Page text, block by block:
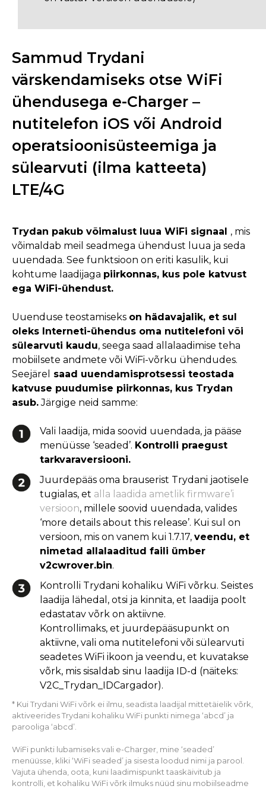
Sammud Trydani
värskendamiseks otse WiFi
ühendusega e-Charger –
nutitelefon iOS või Android
operatsioonisüsteemiga ja
sülearvuti (ilma katteeta)
LTE/4G
Trydan pakub võimalust luua WiFi signaal , mis
võimaldab meil seadmega ühendust luua ja seda
uuendada. See funktsioon on eriti kasulik, kui
kohtume laadijaga piirkonnas, kus pole katvust
ega WiFi-ühendust.
Uuenduse teostamiseks on hädavajalik, et sul
oleks Interneti-ühendus oma nutitelefoni või
sülearvuti kaudu, seega saad allalaadimise teha
mobiilsete andmete või WiFi-võrku ühendudes.
Seejärel
saad uuendamisprotsessi teostada
katvuse puudumise piirkonnas, kus Trydan
asub.Järgige neid samme:
Vali laadija, mida soovid uuendada, ja pääse
menüüsse ‘seaded’. Kontrolli praegust
tarkvaraversiooni.
Juurdepääs oma brauserist Trydani jaotisele
tugialas, et alla laadida ametlik firmware’i
versioon, millele soovid uuendada, valides
‘more details about this release’. Kui sul on
versioon, mis on vanem kui 1.7.17, veendu, et
nimetad allalaaditud faili ümber
v2cwrover.bin.
Kontrolli Trydani kohaliku WiFi võrku. Seistes
laadija lähedal, otsi ja kinnita, et laadija poolt
edastatav võrk on aktiivne.
Kontrollimaks, et juurdepääsupunkt on
aktiivne, vali oma nutitelefoni või sülearvuti
seadetes WiFi ikoon ja veendu, et kuvatakse
võrk, mis sisaldab sinu laadija ID-d (näiteks:
V2C_Trydan_IDCargador).
* Kui Trydani WiFi võrk ei ilmu, seadista laadijal mittetäielik võrk,
aktiveerides Trydani kohaliku WiFi punkti nimega ‘abcd’ ja
parooliga ‘abcd’.
WiFi punkti lubamiseks vali e-Charger, mine ‘seaded’
menüüsse, kliki ‘WiFi seaded’ ja sisesta loodud nimi ja parool.
Vajuta ühenda, oota, kuni laadimispunkt taaskäivitub ja
kontrolli, et kohaliku WiFi võrk ilmuks nüüd sinu mobiilseadme